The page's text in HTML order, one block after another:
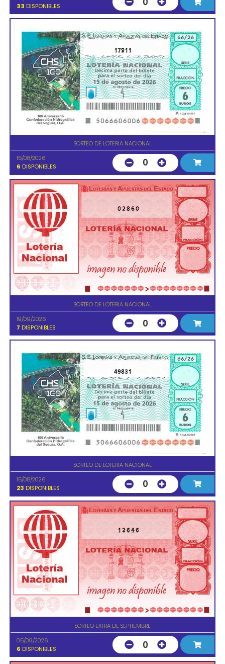
33 DISPONIBLES
17911
SORTEO DE LOTERIA NACIONAL
15/08/2026
6 DISPONIBLES 0
02860
SORTEO DE LOTERIA NACIONAL
19/09/2026
7 DISPONIBLES 0
49831
SORTEO DE LOTERIA NACIONAL
15/08/2026
23 DISPONIBLES 0
12646
SORTEO EXTRA DE SEPTIEMBRE
05/09/2026
6 DISPONIBLES 0